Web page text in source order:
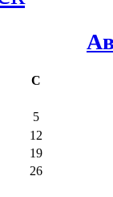
С
5
12
19
26